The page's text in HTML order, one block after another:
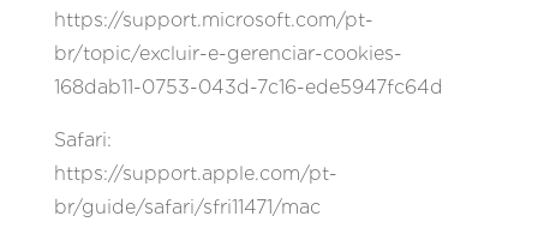
https://support.microsoft.com/pt-
br/topic/excluir-e-gerenciar-cookies-
168dab11-0753-043d-7c16-ede5947fc64d
Safari:
https://support.apple.com/pt-
br/guide/safari/sfri11471/mac